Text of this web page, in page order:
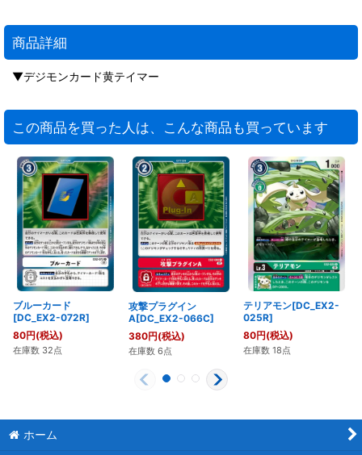
商品詳細
▼デジモンカード黄テイマー
この商品を買った人は、こんな商品も買っています
ブルーカード
[DC_EX2-072R]
80円(税込)
在庫数 32点
攻撃プラグイン
A[DC_EX2-066C]
380円(税込)
在庫数 6点
テリアモン[DC_EX2-
025R]
80円(税込)
在庫数 18点
ホーム